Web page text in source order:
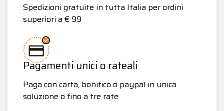
Spedizioni gratuite in tutta Italia per ordini
superiori a € 99
Pagamenti unici o rateali
Paga con carta, bonifico o paypal in unica
soluzione o fino a tre rate